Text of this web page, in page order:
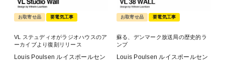
お取寄せ品 要電気工事
VL ステュディオがラジオハウスのア
ーカイブより復刻リリース
Louis Poulsen ルイスポールセン
お取寄せ品 要電気工事
蘇る、デンマーク放送局の歴史的ラ
ンプ
Louis Poulsen ルイスポールセン